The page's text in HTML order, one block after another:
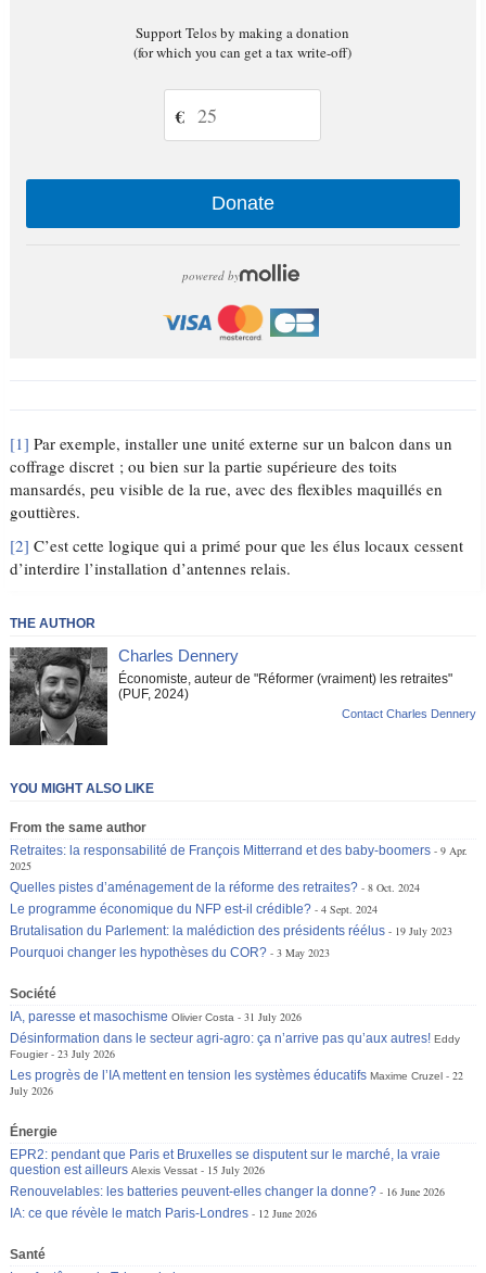
Support Telos by making a donation
(for which you can get a tax write-off)
€
Donate
powered by
[1] Par exemple, installer une unité externe sur un balcon dans un
coffrage discret ; ou bien sur la partie supérieure des toits
mansardés, peu visible de la rue, avec des flexibles maquillés en
gouttières.
[2] C’est cette logique qui a primé pour que les élus locaux cessent
d’interdire l’installation d’antennes relais.
THE AUTHOR
Charles Dennery
Économiste, auteur de "Réformer (vraiment) les retraites"
(PUF, 2024)
Contact Charles Dennery
YOU MIGHT ALSO LIKE
From the same author
Retraites: la responsabilité de François Mitterrand et des baby-boomers
9 Apr.
2025
Quelles pistes d’aménagement de la réforme des retraites?
8 Oct. 2024
Le programme économique du NFP est-il crédible?
4 Sept. 2024
Brutalisation du Parlement: la malédiction des présidents réélus
19 July 2023
Pourquoi changer les hypothèses du COR?
3 May 2023
Société
IA, paresse et masochisme Olivier Costa
31 July 2026
Désinformation dans le secteur agri-agro: ça n’arrive pas qu’aux autres! Eddy
Fougier
23 July 2026
Les progrès de l’IA mettent en tension les systèmes éducatifs Maxime Cruzel
22
July 2026
Énergie
EPR2: pendant que Paris et Bruxelles se disputent sur le marché, la vraie
question est ailleurs Alexis Vessat
15 July 2026
Renouvelables: les batteries peuvent-elles changer la donne?
16 June 2026
IA: ce que révèle le match Paris-Londres
12 June 2026
Santé